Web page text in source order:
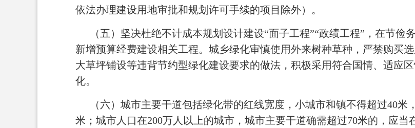
依法办理建设用地审批和规划许可手续的项目除外）。
（五）坚决杜绝不计成本规划设计建设“面子工程”“政绩工程”，在节
新增预算经费建设相关工程。城乡绿化审慎使用外来树种草种，严禁购买
大草坪铺设等违背节约型绿化建设要求的做法，积极采用符合国情、适应
化。
（六）城市主要干道包括绿化带的红线宽度，小城市和镇不得超过40
米；城市人口在200万人以上的城市，城市主要干道确需超过70米的，应当